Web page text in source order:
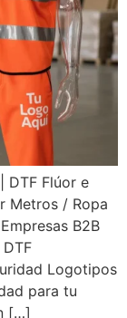
DTF Flúor e
Metros / Ropa
B2B
Logotipos
para tu
[…]